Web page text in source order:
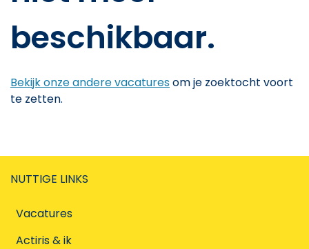
beschikbaar.
Bekijk onze andere vacaturesom je zoektocht voort
te zetten.
NUTTIGE LINKS
Vacatures
Actiris & ik